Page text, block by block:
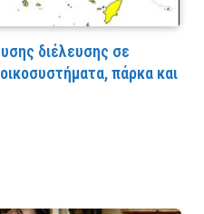
διέλευσης σε
πάρκα και